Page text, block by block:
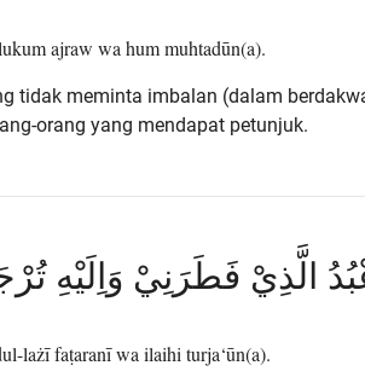
ajraw wa hum muhtadūn(a).
tidak meminta imbalan (dalam
orang yang mendapat petunjuk.
الَّذِيْ فَطَرَنِيْ وَاِلَيْهِ
lażī faṭaranī wa ilaihi turja‘ūn(a).